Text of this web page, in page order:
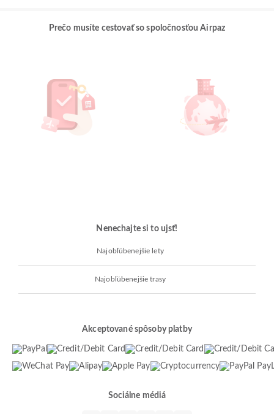
Prečo musíte cestovať so spoločnosťou Airpaz
Nenechajte si to ujsť!
Najobľúbenejšie lety
Najobľúbenejšie trasy
Akceptované spôsoby platby
Sociálne médiá